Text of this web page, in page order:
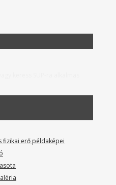
fizikai erő példaképei